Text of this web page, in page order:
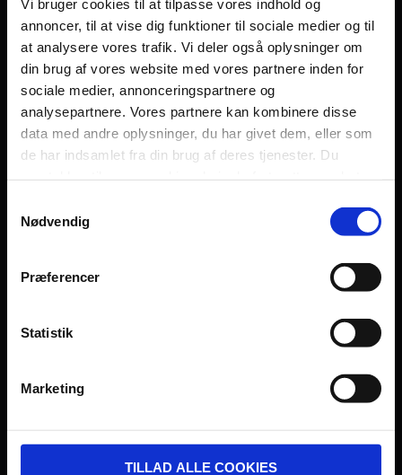
Vi bruger cookies til at tilpasse vores indhold og
annoncer, til at vise dig funktioner til sociale medier og til
at analysere vores trafik. Vi deler også oplysninger om
din brug af vores website med vores partnere inden for
sociale medier, annonceringspartnere og
analysepartnere. Vores partnere kan kombinere disse
data med andre oplysninger, du har givet dem, eller som
de har indsamlet fra din brug af deres tjenester. Du
Nødvendig
Præferencer
Statistik
Marketing
TILLAD ALLE COOKIES
Pårørende
Find støtte
Om os
Persondatapolitik
Fagområde